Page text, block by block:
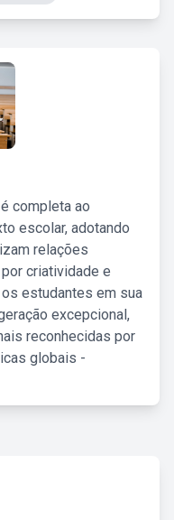
completa ao
escolar, adotando
relações
criatividade e
estudantes em sua
excepcional,
reconhecidas por
globais -